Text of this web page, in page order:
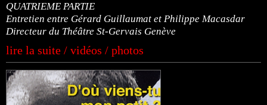
QUATRIEME PARTIE
Entretien entre Gérard Guillaumat et Philippe Macasdar
Directeur du Théâtre St-Gervais Genève
lire la suite / vidéos / photos